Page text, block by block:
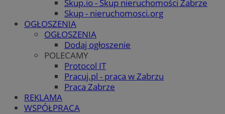
Skup.io - Skup nieruchomości Zabrze
Skup - nieruchomosci.org
OGŁOSZENIA
OGŁOSZENIA
Dodaj ogłoszenie
POLECAMY
Protocol IT
Pracuj.pl - praca w Zabrzu
Praca Zabrze
REKLAMA
WSPÓŁPRACA